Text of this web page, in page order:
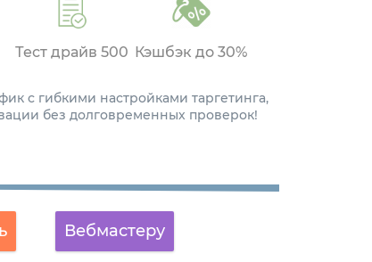
Тест драйв 500 Кэшбэк до 30%
с гибкими настройками таргетинга,
без долговременных проверок!
Вебмастеру